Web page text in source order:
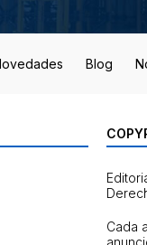
Blog
Cada